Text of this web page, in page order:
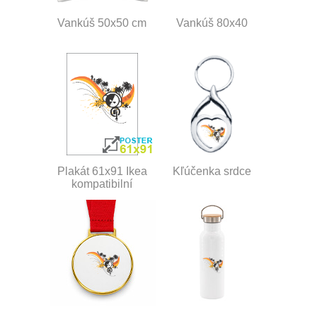
Vankúš 50x50 cm Vankúš 80x40
Plakát 61x91 Ikea
kompatibilní
Kľúčenka srdce